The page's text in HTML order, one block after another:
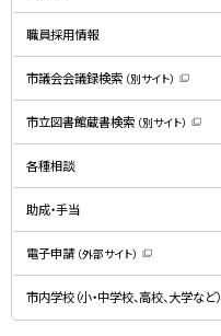
で
す
）
職員採用情報
市議会会議録検索 （別サイト）
新
規
ウ
ン
で
す
市立図書館蔵書検索 （別サイト）
新
ン
で
す
）
各種相談
助成・手当
電子申請 （外部サイト）
新
規
ウ
ン
市内学校（小・中学校、高校、大学など）